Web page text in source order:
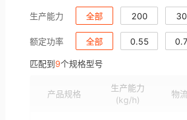
生产能力 全部 200
1200 1500
额定功率 全部 0.55
3
匹配到9个规格型号
产品规格
生产能力
(kg/h)
物